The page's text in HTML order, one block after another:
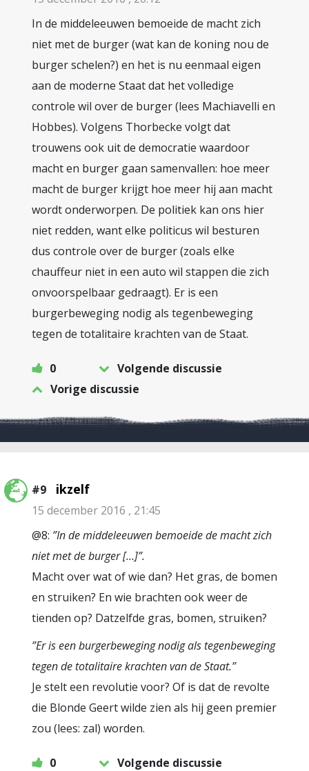
In de middeleeuwen bemoeide de macht zich
niet met de burger (wat kan de koning nou de
burger schelen?) en het is nu eenmaal eigen
aan de moderne Staat dat het volledige
controle wil over de burger (lees Machiavelli en
Hobbes). Volgens Thorbecke volgt dat
trouwens ook uit de democratie waardoor
macht en burger gaan samenvallen: hoe meer
macht de burger krijgt hoe meer hij aan macht
wordt onderworpen. De politiek kan ons hier
niet redden, want elke politicus wil besturen
dus controle over de burger (zoals elke
chauffeur niet in een auto wil stappen die zich
onvoorspelbaar gedraagt). Er is een
burgerbeweging nodig als tegenbeweging
tegen de totalitaire krachten van de Staat.
0
Volgende discussie
Vorige discussie
#9 ikzelf
15 december 2016 , 21:45
@8: ”In de middeleeuwen bemoeide de macht zich
niet met de burger […]”.
Macht over wat of wie dan? Het gras, de bomen
en struiken? En wie brachten ook weer de
tienden op? Datzelfde gras, bomen, struiken?
”Er is een burgerbeweging nodig als tegenbeweging
tegen de totalitaire krachten van de Staat.”
Je stelt een revolutie voor? Of is dat de revolte
die Blonde Geert wilde zien als hij geen premier
zou (lees: zal) worden.
0
Volgende discussie